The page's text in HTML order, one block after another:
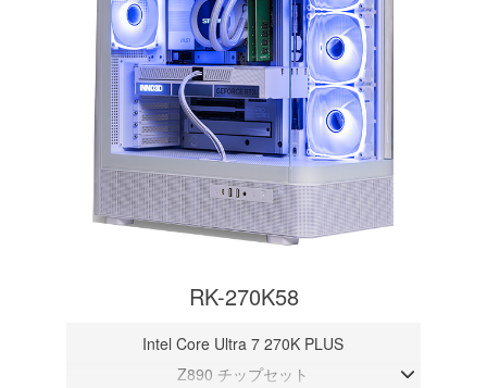
RK-270K58
Intel Core Ultra 7 270K PLUS
Z890 チップセット